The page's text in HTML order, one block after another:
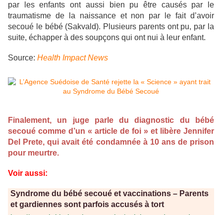
par les enfants ont aussi bien pu être causés par le
traumatisme de la naissance et non par le fait d’avoir
secoué le bébé (Sakvald). Plusieurs parents ont pu, par la
suite, échapper à des soupçons qui ont nui à leur enfant.
Source: Health Impact News
Finalement, un juge parle du diagnostic du bébé
secoué comme d’un « article de foi » et libère Jennifer
Del Prete, qui avait été condamnée à 10 ans de prison
pour meurtre.
Voir aussi:
Syndrome du bébé secoué et vaccinations – Parents
et gardiennes sont parfois accusés à tort